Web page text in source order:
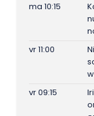
ma 10:15
vr 11:00
vr 09:15